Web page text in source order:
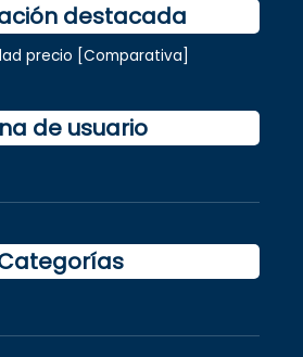
destacada
precio [Comparativa]
de usuario